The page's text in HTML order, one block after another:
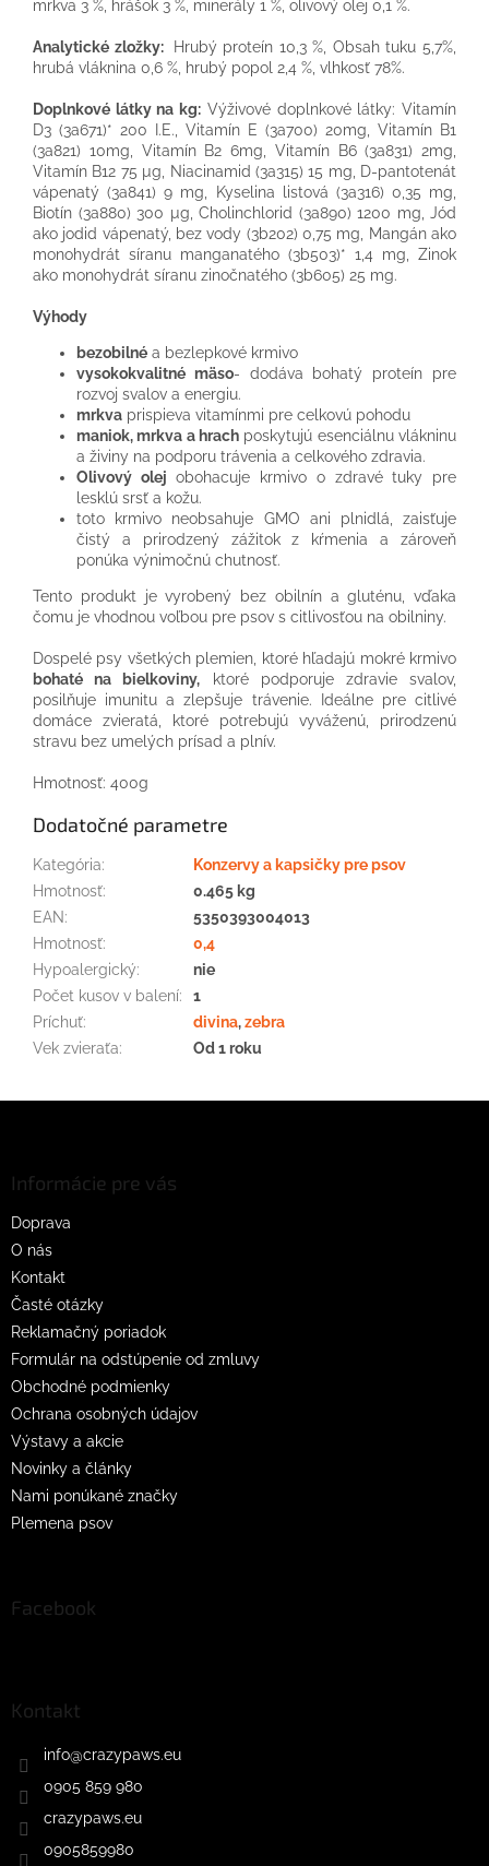
mrkva 3 %, hrášok 3 %, minerály 1 %, olivový olej 0,1 %.
Analytické zložky:
Hrubý proteín 10,3 %, Obsah tuku 5,7%,
hrubá vláknina 0,6 %, hrubý popol 2,4 %, vlhkosť 78%.
Doplnkové látky na kg: Výživové doplnkové látky: Vitamín
D3 (3a671)* 200 I.E., Vitamín E (3a700) 20mg, Vitamín B1
(3a821) 10mg, Vitamín B2 6mg, Vitamín B6 (3a831) 2mg,
Vitamín B12 75 µg, Niacinamid (3a315) 15 mg, D-pantotenát
vápenatý (3a841) 9 mg, Kyselina listová (3a316) 0,35 mg,
Biotín (3a880) 300 µg, Cholinchlorid (3a890) 1200 mg, Jód
ako jodid vápenatý, bez vody (3b202) 0,75 mg, Mangán ako
monohydrát síranu manganatého (3b503)* 1,4 mg, Zinok
ako monohydrát síranu zinočnatého (3b605) 25 mg.
Výhody
bezobilné a bezlepkové krmivo
vysokokvalitné mäso- dodáva bohatý proteín pre
rozvoj svalov a energiu.
mrkva prispieva vitamínmi pre celkovú pohodu
maniok, mrkva a hrach poskytujú esenciálnu vlákninu
a živiny na podporu trávenia a celkového zdravia.
Olivový olej obohacuje krmivo o zdravé tuky pre
lesklú srsť a kožu.
toto krmivo neobsahuje GMO ani plnidlá, zaisťuje
čistý a prirodzený zážitok z kŕmenia a zároveň
ponúka výnimočnú chutnosť.
Tento produkt je vyrobený bez obilnín a gluténu, vďaka
čomu je vhodnou voľbou pre psov s citlivosťou na obilniny.
Dospelé psy všetkých plemien, ktoré hľadajú mokré krmivo
bohaté na bielkoviny, ktoré podporuje zdravie svalov,
posilňuje imunitu a zlepšuje trávenie. Ideálne pre citlivé
domáce zvieratá, ktoré potrebujú vyváženú, prirodzenú
stravu bez umelých prísad a plnív.
Hmotnosť: 400g
Dodatočné parametre
Kategória:
Konzervy a kapsičky pre psov
Hmotnosť:
0.465 kg
EAN:
5350393004013
Hmotnosť:
0,4
Hypoalergický:
nie
Počet kusov v balení:
1
Príchuť: divina,zebra
Vek zvieraťa: Od 1 roku
Informácie pre vás
Doprava
O nás
Kontakt
Časté otázky
Reklamačný poriadok
Formulár na odstúpenie od zmluvy
Obchodné podmienky
Ochrana osobných údajov
Výstavy a akcie
Novinky a články
Nami ponúkané značky
Plemena psov
Facebook
Kontakt
info@crazypaws.eu
0905 859 980
crazypaws.eu
0905859980